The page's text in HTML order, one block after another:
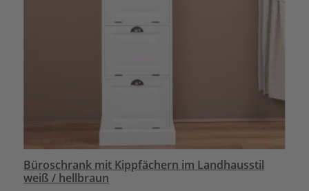
Büroschrank mit Kippfächern im Landhausstil
weiß / hellbraun